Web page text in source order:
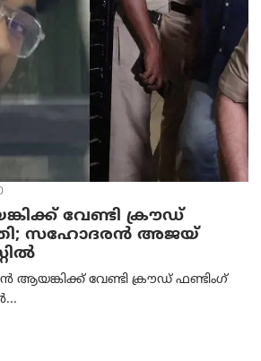
വേണ്ടി ക്രൗഡ്
സഹോദരന്‍ അജയ്
വേണ്ടി ക്രൗഡ് ഫണ്ടിംഗ്